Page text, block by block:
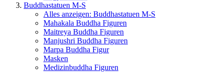
Buddhastatuen M-S
Alles anzeigen: Buddhastatuen M-S
Mahakala Buddha Figuren
Maitreya Buddha Figuren
Manjushri Buddha Figuren
Marpa Buddha Figur
Masken
Medizinbuddha Figuren